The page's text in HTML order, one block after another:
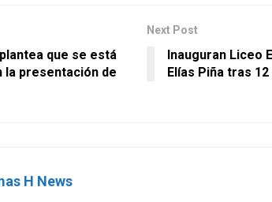
que se está
la presentación de
Next Post
Inauguran Liceo
Elías Piña tras
H News